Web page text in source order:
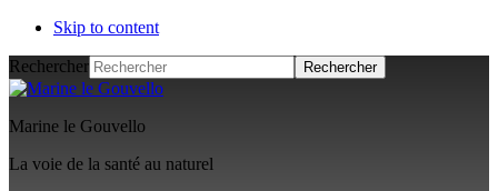
Skip to content
Rechercher
Marine le Gouvello
La voie de la santé au naturel